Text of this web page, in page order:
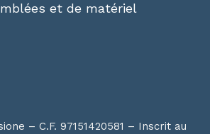
et de matériel
– C.F. 97151420581 – Inscrit au